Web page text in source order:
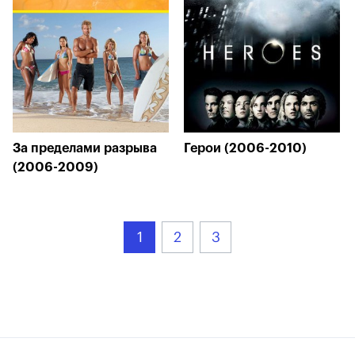
За пределами разрыва
(2006-2009)
Герои (2006-2010)
1 2 3